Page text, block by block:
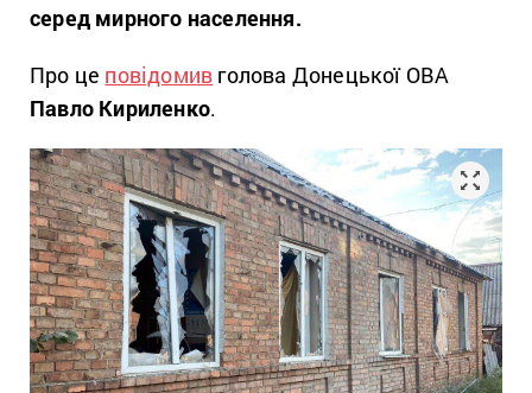
серед мирного населення.
Про це повідомив голова Донецької ОВА
Павло Кириленко.